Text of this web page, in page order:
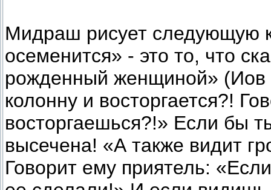
Мидраш рисует следующую
осеменится» - это то, что
рожденный женщиной» (Иов
колонну и восторгается?!
восторгаешься?!» Если бы
высечена! «А также видит
Говорит ему приятель: